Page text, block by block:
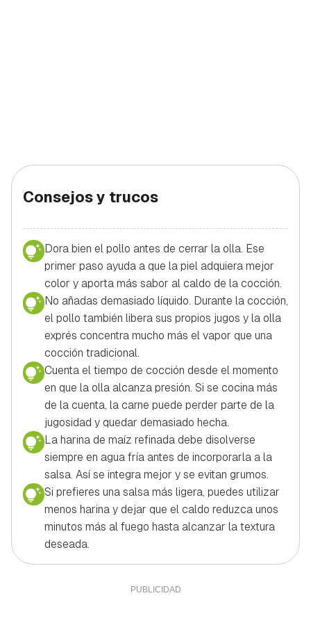
Consejos y trucos
Dora bien el pollo antes de cerrar la olla. Ese
primer paso ayuda a que la piel adquiera mejor
color y aporta más sabor al caldo de la cocción.
No añadas demasiado líquido. Durante la cocción,
el pollo también libera sus propios jugos y la olla
exprés concentra mucho más el vapor que una
cocción tradicional.
Cuenta el tiempo de cocción desde el momento
en que la olla alcanza presión. Si se cocina más
de la cuenta, la carne puede perder parte de la
jugosidad y quedar demasiado hecha.
La harina de maíz refinada debe disolverse
siempre en agua fría antes de incorporarla a la
salsa. Así se integra mejor y se evitan grumos.
Si prefieres una salsa más ligera, puedes utilizar
menos harina y dejar que el caldo reduzca unos
minutos más al fuego hasta alcanzar la textura
deseada.